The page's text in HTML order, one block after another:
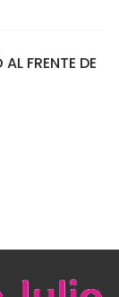
FRENTE DE